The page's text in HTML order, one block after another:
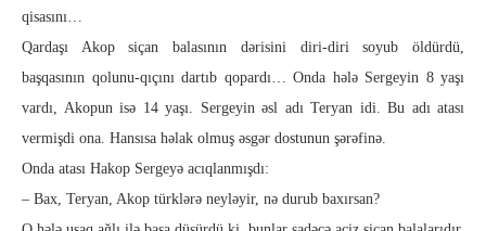
qisasını…
Qardaşı Akop siçan balasının dərisini diri-diri soyub öldür­dü,
başqasının qolunu-qıçını dartıb qopardı… Onda hələ Sergeyin 8 yaşı
var­dı, Akopun isə 14 yaşı. Sergeyin əsl adı Teryan idi. Bu adı atası
vermişdi ona. Hansısa həlak olmuş əsgər dostunun şərəfinə.
Onda ata­sı Hakop Sergeyə acıqlanmışdı:
– Bax, Teryan, Akop türklərə neyləyir, nə durub baxırsan?